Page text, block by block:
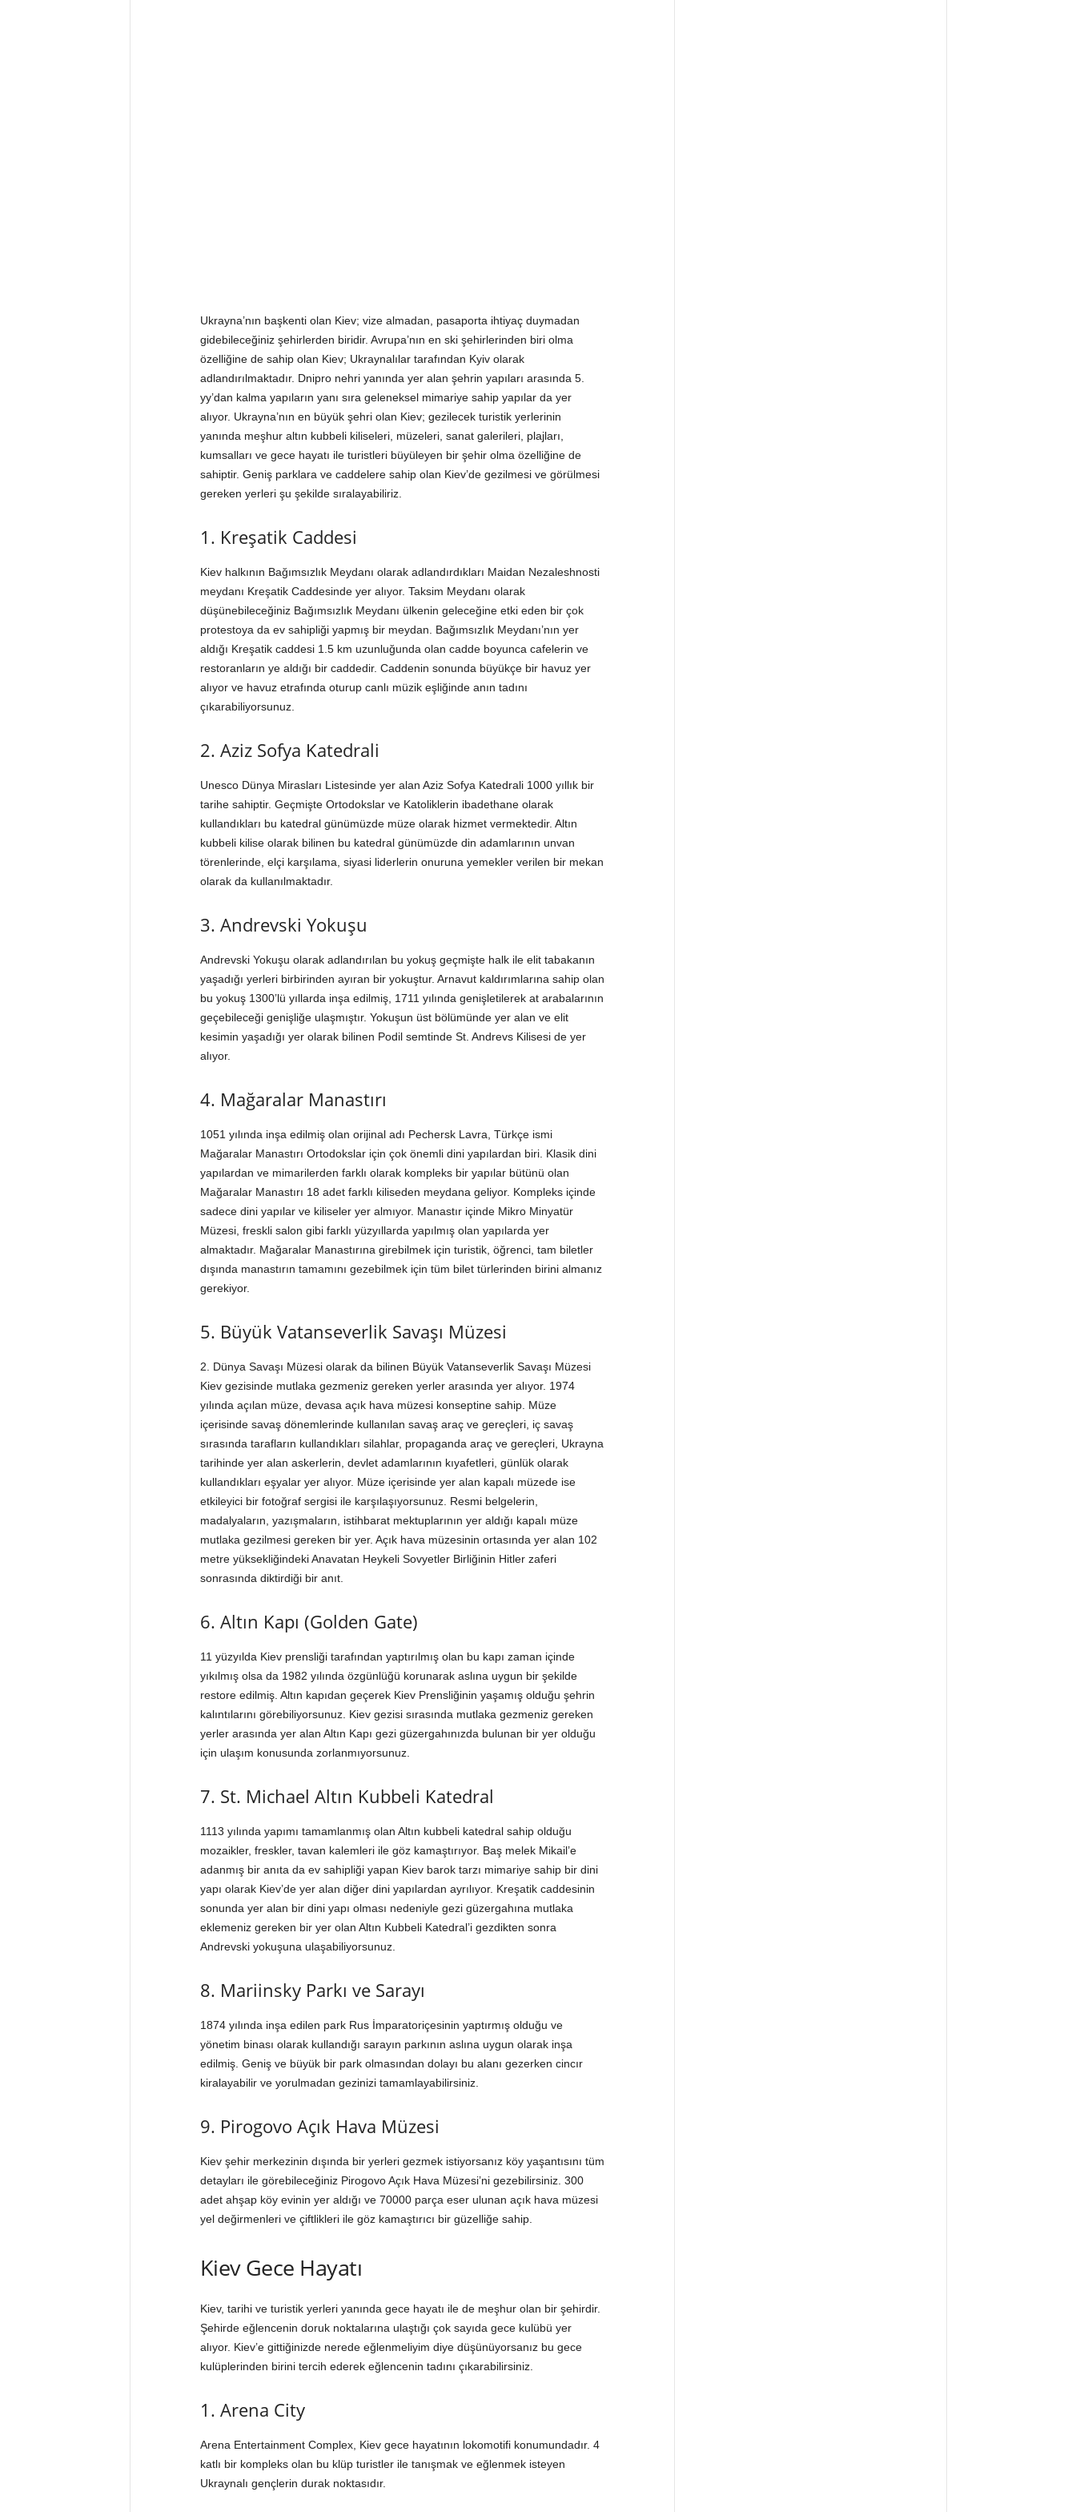
Ukrayna’nın başkenti olan Kiev; vize almadan, pasaporta ihtiyaç duymadan
gidebileceğiniz şehirlerden biridir. Avrupa’nın en ski şehirlerinden biri olma
özelliğine de sahip olan Kiev; Ukraynalılar tarafından Kyiv olarak
adlandırılmaktadır. Dnipro nehri yanında yer alan şehrin yapıları arasında 5.
yy’dan kalma yapıların yanı sıra geleneksel mimariye sahip yapılar da yer
alıyor. Ukrayna’nın en büyük şehri olan Kiev; gezilecek turistik yerlerinin
yanında meşhur altın kubbeli kiliseleri, müzeleri, sanat galerileri, plajları,
kumsalları ve gece hayatı ile turistleri büyüleyen bir şehir olma özelliğine de
sahiptir. Geniş parklara ve caddelere sahip olan Kiev’de gezilmesi ve görülmesi
gereken yerleri şu şekilde sıralayabiliriz.
1. Kreşatik Caddesi
Kiev halkının Bağımsızlık Meydanı olarak adlandırdıkları Maidan Nezaleshnosti
meydanı Kreşatik Caddesinde yer alıyor. Taksim Meydanı olarak
düşünebileceğiniz Bağımsızlık Meydanı ülkenin geleceğine etki eden bir çok
protestoya da ev sahipliği yapmış bir meydan. Bağımsızlık Meydanı’nın yer
aldığı Kreşatik caddesi 1.5 km uzunluğunda olan cadde boyunca cafelerin ve
restoranların ye aldığı bir caddedir. Caddenin sonunda büyükçe bir havuz yer
alıyor ve havuz etrafında oturup canlı müzik eşliğinde anın tadını
çıkarabiliyorsunuz.
2. Aziz Sofya Katedrali
Unesco Dünya Mirasları Listesinde yer alan Aziz Sofya Katedrali 1000 yıllık bir
tarihe sahiptir. Geçmişte Ortodokslar ve Katoliklerin ibadethane olarak
kullandıkları bu katedral günümüzde müze olarak hizmet vermektedir. Altın
kubbeli kilise olarak bilinen bu katedral günümüzde din adamlarının unvan
törenlerinde, elçi karşılama, siyasi liderlerin onuruna yemekler verilen bir mekan
olarak da kullanılmaktadır.
3. Andrevski Yokuşu
Andrevski Yokuşu olarak adlandırılan bu yokuş geçmişte halk ile elit tabakanın
yaşadığı yerleri birbirinden ayıran bir yokuştur. Arnavut kaldırımlarına sahip olan
bu yokuş 1300’lü yıllarda inşa edilmiş, 1711 yılında genişletilerek at arabalarının
geçebileceği genişliğe ulaşmıştır. Yokuşun üst bölümünde yer alan ve elit
kesimin yaşadığı yer olarak bilinen Podil semtinde St. Andrevs Kilisesi de yer
alıyor.
4. Mağaralar Manastırı
1051 yılında inşa edilmiş olan orijinal adı Pechersk Lavra, Türkçe ismi
Mağaralar Manastırı Ortodokslar için çok önemli dini yapılardan biri. Klasik dini
yapılardan ve mimarilerden farklı olarak kompleks bir yapılar bütünü olan
Mağaralar Manastırı 18 adet farklı kiliseden meydana geliyor. Kompleks içinde
sadece dini yapılar ve kiliseler yer almıyor. Manastır içinde Mikro Minyatür
Müzesi, freskli salon gibi farklı yüzyıllarda yapılmış olan yapılarda yer
almaktadır. Mağaralar Manastırına girebilmek için turistik, öğrenci, tam biletler
dışında manastırın tamamını gezebilmek için tüm bilet türlerinden birini almanız
gerekiyor.
5. Büyük Vatanseverlik Savaşı Müzesi
2. Dünya Savaşı Müzesi olarak da bilinen Büyük Vatanseverlik Savaşı Müzesi
Kiev gezisinde mutlaka gezmeniz gereken yerler arasında yer alıyor. 1974
yılında açılan müze, devasa açık hava müzesi konseptine sahip. Müze
içerisinde savaş dönemlerinde kullanılan savaş araç ve gereçleri, iç savaş
sırasında tarafların kullandıkları silahlar, propaganda araç ve gereçleri, Ukrayna
tarihinde yer alan askerlerin, devlet adamlarının kıyafetleri, günlük olarak
kullandıkları eşyalar yer alıyor. Müze içerisinde yer alan kapalı müzede ise
etkileyici bir fotoğraf sergisi ile karşılaşıyorsunuz. Resmi belgelerin,
madalyaların, yazışmaların, istihbarat mektuplarının yer aldığı kapalı müze
mutlaka gezilmesi gereken bir yer. Açık hava müzesinin ortasında yer alan 102
metre yüksekliğindeki Anavatan Heykeli Sovyetler Birliğinin Hitler zaferi
sonrasında diktirdiği bir anıt.
6. Altın Kapı (Golden Gate)
11 yüzyılda Kiev prensliği tarafından yaptırılmış olan bu kapı zaman içinde
yıkılmış olsa da 1982 yılında özgünlüğü korunarak aslına uygun bir şekilde
restore edilmiş. Altın kapıdan geçerek Kiev Prensliğinin yaşamış olduğu şehrin
kalıntılarını görebiliyorsunuz. Kiev gezisi sırasında mutlaka gezmeniz gereken
yerler arasında yer alan Altın Kapı gezi güzergahınızda bulunan bir yer olduğu
için ulaşım konusunda zorlanmıyorsunuz.
7. St. Michael Altın Kubbeli Katedral
1113 yılında yapımı tamamlanmış olan Altın kubbeli katedral sahip olduğu
mozaikler, freskler, tavan kalemleri ile göz kamaştırıyor. Baş melek Mikail’e
adanmış bir anıta da ev sahipliği yapan Kiev barok tarzı mimariye sahip bir dini
yapı olarak Kiev’de yer alan diğer dini yapılardan ayrılıyor. Kreşatik caddesinin
sonunda yer alan bir dini yapı olması nedeniyle gezi güzergahına mutlaka
eklemeniz gereken bir yer olan Altın Kubbeli Katedral’i gezdikten sonra
Andrevski yokuşuna ulaşabiliyorsunuz.
8. Mariinsky Parkı ve Sarayı
1874 yılında inşa edilen park Rus İmparatoriçesinin yaptırmış olduğu ve
yönetim binası olarak kullandığı sarayın parkının aslına uygun olarak inşa
edilmiş. Geniş ve büyük bir park olmasından dolayı bu alanı gezerken cincır
kiralayabilir ve yorulmadan gezinizi tamamlayabilirsiniz.
9. Pirogovo Açık Hava Müzesi
Kiev şehir merkezinin dışında bir yerleri gezmek istiyorsanız köy yaşantısını tüm
detayları ile görebileceğiniz Pirogovo Açık Hava Müzesi’ni gezebilirsiniz. 300
adet ahşap köy evinin yer aldığı ve 70000 parça eser ulunan açık hava müzesi
yel değirmenleri ve çiftlikleri ile göz kamaştırıcı bir güzelliğe sahip.
Kiev Gece Hayatı
Kiev, tarihi ve turistik yerleri yanında gece hayatı ile de meşhur olan bir şehirdir.
Şehirde eğlencenin doruk noktalarına ulaştığı çok sayıda gece kulübü yer
alıyor. Kiev’e gittiğinizde nerede eğlenmeliyim diye düşünüyorsanız bu gece
kulüplerinden birini tercih ederek eğlencenin tadını çıkarabilirsiniz.
1. Arena City
Arena Entertainment Complex, Kiev gece hayatının lokomotifi konumundadır. 4
katlı bir kompleks olan bu klüp turistler ile tanışmak ve eğlenmek isteyen
Ukraynalı gençlerin durak noktasıdır.